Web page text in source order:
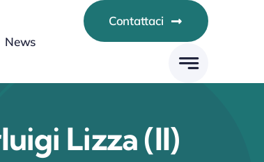
News
Contattaci
Lizza (II)